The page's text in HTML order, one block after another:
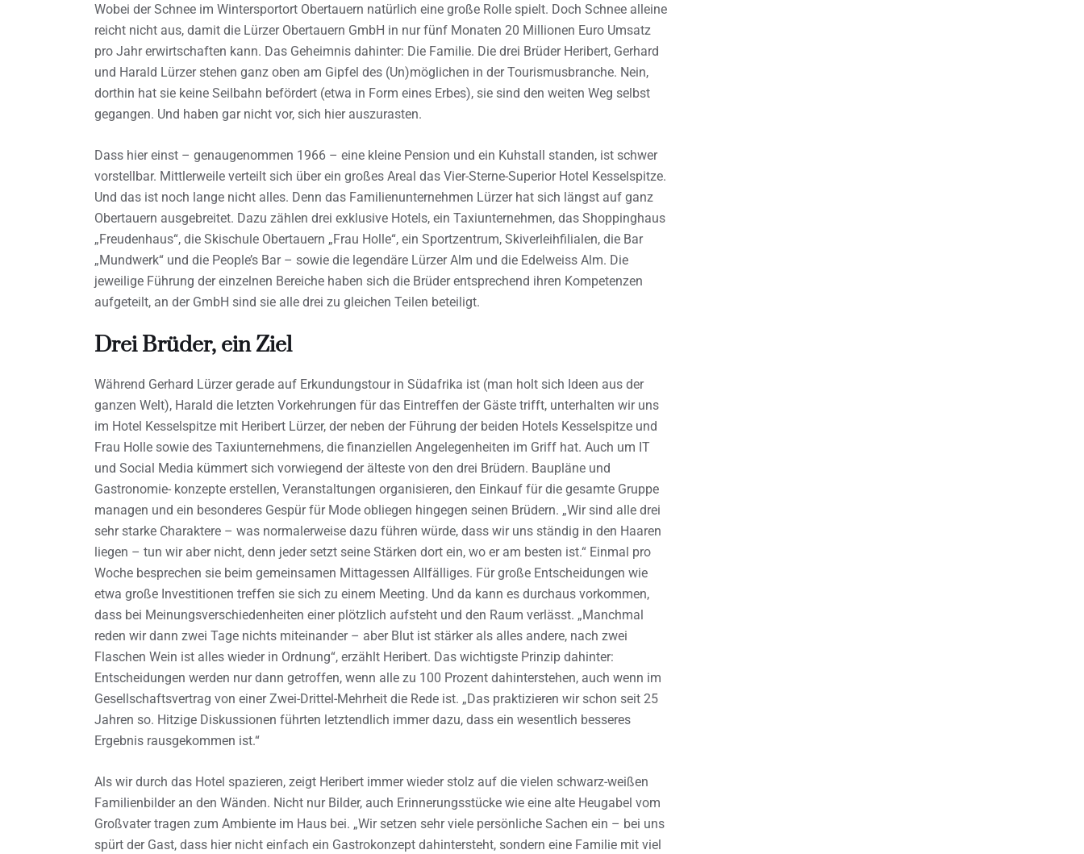
Wobei der Schnee im Wintersportort Obertauern natürlich eine große Rolle spielt. Doch Schnee alleine
reicht nicht aus, damit die Lürzer Obertauern GmbH in nur fünf Monaten 20 Millionen Euro Umsatz
pro Jahr erwirtschaften kann. Das Geheimnis dahinter: Die Familie. Die drei Brüder Heribert, Gerhard
und Harald Lürzer stehen ganz oben am Gipfel des (Un)möglichen in der Tourismusbranche. Nein,
dorthin hat sie keine Seilbahn befördert (etwa in Form eines Erbes), sie sind den weiten Weg selbst
gegangen. Und haben gar nicht vor, sich hier auszurasten.
Dass hier einst – genaugenommen 1966 – eine kleine Pension und ein Kuhstall standen, ist schwer
vorstellbar. Mittlerweile verteilt sich über ein großes Areal das Vier-Sterne-Superior Hotel Kesselspitze.
Und das ist noch lange nicht alles. Denn das Familienunternehmen Lürzer hat sich längst auf ganz
Obertauern ausgebreitet. Dazu zählen drei exklusive Hotels, ein Taxiunternehmen, das Shoppinghaus
„Freudenhaus“, die Skischule Obertauern „Frau Holle“, ein Sportzentrum, Skiverleihfilialen, die Bar
„Mundwerk“ und die People’s Bar – sowie die legendäre Lürzer Alm und die Edelweiss Alm. Die
jeweilige Führung der einzelnen Bereiche haben sich die Brüder entsprechend ihren Kompetenzen
aufgeteilt, an der GmbH sind sie alle drei zu gleichen Teilen beteiligt.
Drei Brüder, ein Ziel
Während Gerhard Lürzer gerade auf Erkundungstour in Südafrika ist (man holt sich Ideen aus der
ganzen Welt), Harald die letzten Vorkehrungen für das Eintreffen der Gäste trifft, unterhalten wir uns
im Hotel Kesselspitze mit Heribert Lürzer, der neben der Führung der beiden Hotels Kesselspitze und
Frau Holle sowie des Taxiunternehmens, die finanziellen Angelegenheiten im Griff hat. Auch um IT
und Social Media kümmert sich vorwiegend der älteste von den drei Brüdern. Baupläne und
Gastronomie- konzepte erstellen, Veranstaltungen organisieren, den Einkauf für die gesamte Gruppe
managen und ein besonderes Gespür für Mode obliegen hingegen seinen Brüdern. „Wir sind alle drei
sehr starke Charaktere – was normalerweise dazu führen würde, dass wir uns ständig in den Haaren
liegen – tun wir aber nicht, denn jeder setzt seine Stärken dort ein, wo er am besten ist.“ Einmal pro
Woche besprechen sie beim gemeinsamen Mittagessen Allfälliges. Für große Entscheidungen wie
etwa große Investitionen treffen sie sich zu einem Meeting. Und da kann es durchaus vorkommen,
dass bei Meinungsverschiedenheiten einer plötzlich aufsteht und den Raum verlässt. „Manchmal
reden wir dann zwei Tage nichts miteinander – aber Blut ist stärker als alles andere, nach zwei
Flaschen Wein ist alles wieder in Ordnung“, erzählt Heribert. Das wichtigste Prinzip dahinter:
Entscheidungen werden nur dann getroffen, wenn alle zu 100 Prozent dahinterstehen, auch wenn im
Gesellschaftsvertrag von einer Zwei-Drittel-Mehrheit die Rede ist. „Das praktizieren wir schon seit 25
Jahren so. Hitzige Diskussionen führten letztendlich immer dazu, dass ein wesentlich besseres
Ergebnis rausgekommen ist.“
Als wir durch das Hotel spazieren, zeigt Heribert immer wieder stolz auf die vielen schwarz-weißen
Familienbilder an den Wänden. Nicht nur Bilder, auch Erinnerungsstücke wie eine alte Heugabel vom
Großvater tragen zum Ambiente im Haus bei. „Wir setzen sehr viele persönliche Sachen ein – bei uns
spürt der Gast, dass hier nicht einfach ein Gastrokonzept dahintersteht, sondern eine Familie mit viel